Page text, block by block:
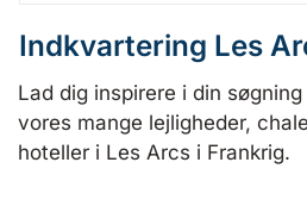
Indkvartering Les
Lad dig inspirere i din
vores mange lejligheder,
hoteller i Les Arcs i Frankrig.